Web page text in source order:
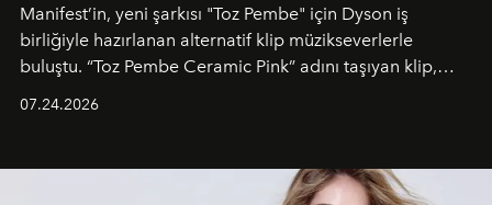
Manifest’in, yeni şarkısı "Toz Pembe" için Dyson iş
birliğiyle hazırlanan alternatif klip müzikseverlerle
buluştu. “Toz Pembe Ceramic Pink” adını taşıyan klip,
unsurlarından biri olarak öne çıkıyor.
07.24.2026